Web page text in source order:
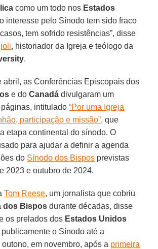
como um todo nos Estados
interesse pelo Sínodo tem sido fraco
tem sofrido resistências”, disse
, historiador da Igreja e teólogo da
.
abril, as Conferências Episcopais dos
e doCanadá divulgaram um
páginas, intitulado“Por uma Igreja
participação e missão”, que
etapa continental do sínodo. O
para ajudar a definir a agenda
do Sínodo dos Bispos previstas
2023 e outubro de 2024.
Tom Reese, um jornalista que cobriu
dos Bispos durante décadas, disse
os prelados dos Estados Unidos
o Sínodo até a
em novembro, após a primeira